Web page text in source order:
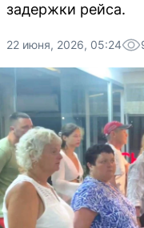
задержки рейса.
22 июня, 2026, 05:24